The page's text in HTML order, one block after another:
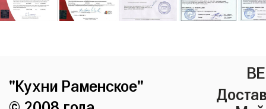
"Кухни Раменское"
© 2008 года.